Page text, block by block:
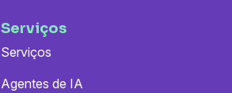
Serviços
Serviços
Agentes de IA